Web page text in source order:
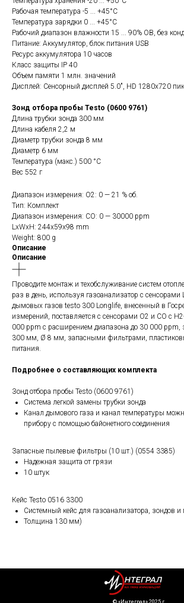
Рабочая температура -5 ... +45°C
Температура зарядки 0 ... +45°C
Рабочий диапазон влажности 15 ... 90% ОВ, без
Питание: Аккумулятор, блок питания USB
Ресурс аккумулятора 10 часов
Класс защиты IP 40
Объем памяти 1 млн. значений
Дисплей: Сенсорный дисплей 5.0", HD 1280x720
Зонд отбора пробы Testo (0600 9761)
Длина трубки зонда 300 мм
Длина кабеля 2,2 м
Диаметр трубки зонда 8 мм
Диаметр 6 мм
Температура (макс.) 500 °C
Вес 552 г
Диапазон измерения: O2: 0 — 21 % об.
Тип: Комплект
Диапазон измерения: CO: 0 — 30000 ppm
LxWxH: 244x59x98 mm
Weight: 800 g
Описание
Описание
Проводите монтаж и техобслуживание систем
раз в день, используя газоанализатор с сенсорами
дымовых газов testo 300 Longlife, внесенный в
измерений, поставляется с сенсорами O2 и CO с
000 ppm с расширением диапазона до 30 000 ppm,
300 мм, Ø 8 мм, запасными фильтрами,
питания.
Подробнее о составляющих комплекта
Зонд отбора пробы Testo (0600 9761)
Система легкой замены трубки зонда
Канал дымового газа и канал температуры
прибору с помощью байонетного соединения
Запасные пылевые фильтры (10 шт.) (0554 3385)
Надежная защита от грязи
10 штук
Кейс Testo 0516 3300
Системный кейс для газоанализатора, зондов и
Толщина 130 мм)
©️ «Интеграл» 2025 г.